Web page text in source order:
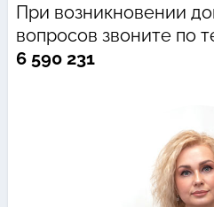
При возникновении
вопросов звоните по
6 590 231